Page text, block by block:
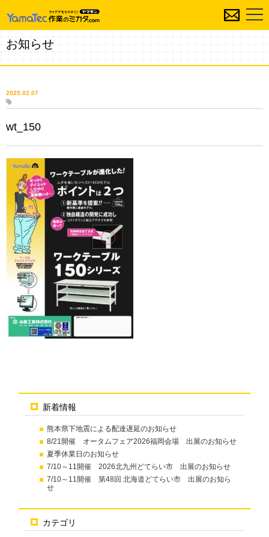
お知らせ
新着情報
熊本県下地震による配達遅延のお知らせ
8/21開催 オータムフェア2026福岡会場 出展のお知らせ
夏季休業日のお知らせ
7/10～11開催 2026北九州どてらい市 出展のお知らせ
7/10～11開催 第48回 北海道どてらい市 出展のお知ら
せ
カテゴリ
2025.02.07
wt_150